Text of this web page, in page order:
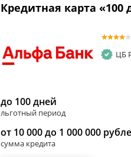
Кредитная карта «100
ЦБ
до 100 дней
льготный период
от 10 000 до 1 000 000
сумма кредита